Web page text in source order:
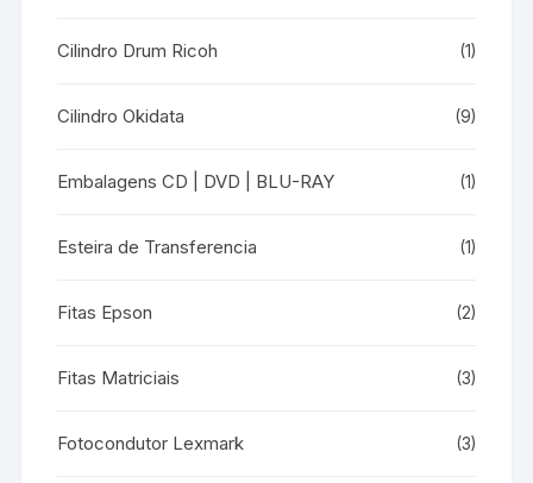
Cilindro Drum Ricoh (1)
Cilindro Okidata (9)
Embalagens CD | DVD | BLU-RAY (1)
Esteira de Transferencia (1)
Fitas Epson (2)
Fitas Matriciais (3)
Fotocondutor Lexmark (3)